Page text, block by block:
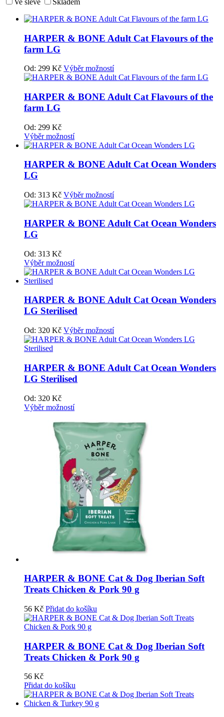
HARPER & BONE Adult Cat Flavours of the
farm LG
Od: 299 Kč Výběr možností
HARPER & BONE Adult Cat Flavours of the
farm LG
Od: 299 Kč
Výběr možností
HARPER & BONE Adult Cat Ocean Wonders
LG
Od: 313 Kč Výběr možností
HARPER & BONE Adult Cat Ocean Wonders
LG
Od: 313 Kč
Výběr možností
HARPER & BONE Adult Cat Ocean Wonders
LG Sterilised
Od: 320 Kč Výběr možností
HARPER & BONE Adult Cat Ocean Wonders
LG Sterilised
Od: 320 Kč
Výběr možností
HARPER & BONE Cat & Dog Iberian Soft
Treats Chicken & Pork 90 g
56 Kč Přidat do košíku
HARPER & BONE Cat & Dog Iberian Soft
Treats Chicken & Pork 90 g
56 Kč
Přidat do košíku